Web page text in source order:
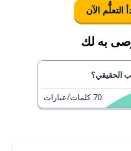
التعلُّم الآن
به لك
الحقيقي؟
70 كلمات/عبارات